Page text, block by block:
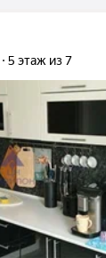
5 этаж из 7